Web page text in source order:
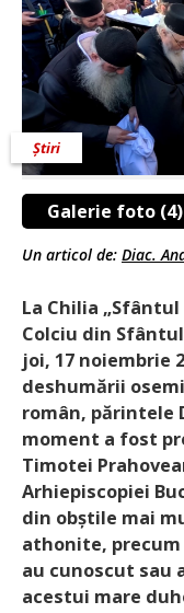
Galerie foto (4)
Știri
Un articol de: Diac.
La Chilia
Colciu din
joi, 17 noiembrie
deshumării
român, părintele
moment a fost
Timotei
Arhiepiscopiei
din obștile mai
athonite, precum
au cunoscut sau
acestui mare